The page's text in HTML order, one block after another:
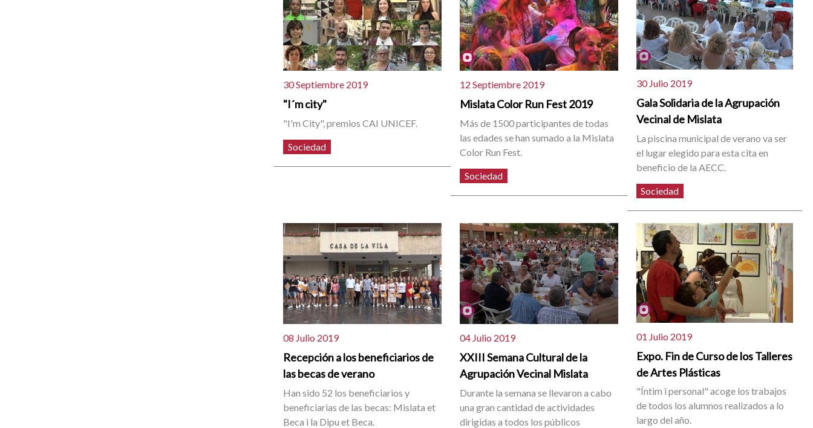
30 Septiembre 2019
"I´m city"
"I'm City", premios CAI UNICEF.
Sociedad
12 Septiembre 2019
Mislata Color Run Fest 2019
Más de 1500 participantes de todas
las edades se han sumado a la Mislata
Color Run Fest.
Sociedad
30 Julio 2019
Gala Solidaria de la Agrupación
Vecinal de Mislata
La piscina municipal de verano va ser
el lugar elegido para esta cita en
beneficio de la AECC.
Sociedad
08 Julio 2019
Recepción a los beneficiarios de
las becas de verano
Han sido 52 los beneficiarios y
beneficiarias de las becas: Mislata et
Beca i la Dipu et Beca.
04 Julio 2019
XXIII Semana Cultural de la
Agrupación Vecinal Mislata
Durante la semana se llevaron a cabo
una gran cantidad de actividades
dirigidas a todos los públicos
01 Julio 2019
Expo. Fin de Curso de los Talleres
de Artes Plásticas
"Íntim i personal" acoge los trabajos
de todos los alumnos realizados a lo
largo del año.